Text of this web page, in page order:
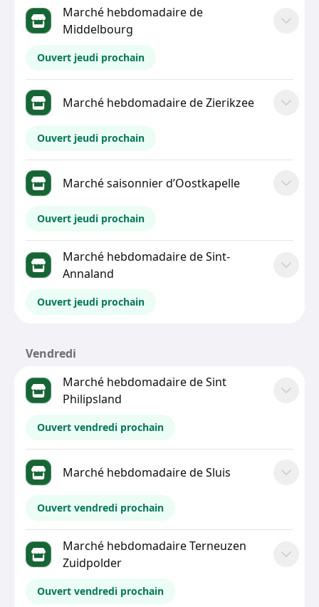
Marché hebdomadaire de
Middelbourg
Ouvert jeudi prochain
Marché hebdomadaire de Zierikzee
Ouvert jeudi prochain
Marché saisonnier d’Oostkapelle
Ouvert jeudi prochain
Marché hebdomadaire de Sint-
Annaland
Ouvert jeudi prochain
Vendredi
Marché hebdomadaire de Sint
Philipsland
Ouvert vendredi prochain
Marché hebdomadaire de Sluis
Ouvert vendredi prochain
Marché hebdomadaire Terneuzen
Zuidpolder
Ouvert vendredi prochain